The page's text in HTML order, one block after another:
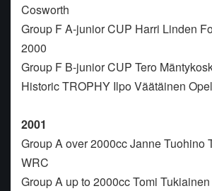
Cosworth
Group F A-junior CUP Harri Linden
2000
Group F B-junior CUP Tero
Historic TROPHY Ilpo Väätäinen
2001
Group A over 2000cc Janne Tuohino
WRC
Group A up to 2000cc Tomi